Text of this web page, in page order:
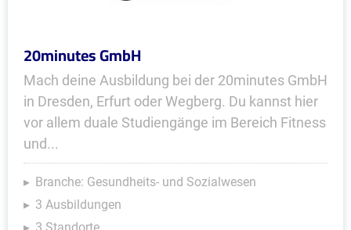
20minutes GmbH
Mach deine Ausbildung bei der 20minutes GmbH
in Dresden, Erfurt oder Wegberg. Du kannst hier
vor allem duale Studiengänge im Bereich Fitness
und...
Branche: Gesundheits- und Sozialwesen
3 Ausbildungen